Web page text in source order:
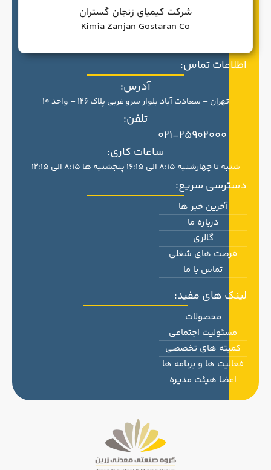
اطلاعات تماس:
آدرس:
تهران – سعادت آباد بلوار سرو غربی پلاک 126 – واحد 10
تلفن:
021-25902000
ساعات کاری:
شنبه تا چهارشنبه 8:15 الی 16:15 پنجشنبه ها 8:15 الی 12:15
دسترسی سریع:
آخرین خبر ها
درباره ما
گالری
فرصت های شغلی
تماس با ما
لینک های مفید:
محصولات
مسئولیت اجتماعی
کمیته های تخصصی
فعالیت ها و برنامه ها
اعضا هیئت مدیره
شرکت کیمیای زنجان گستران
Kimia Zanjan Gostaran Co